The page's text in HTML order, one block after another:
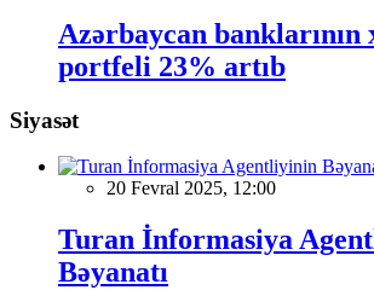
Azərbaycan
portfeli 23% artıb
Siyasət
20 Fevral 2025, 12:00
Turan İnformasiya
Bəyanatı